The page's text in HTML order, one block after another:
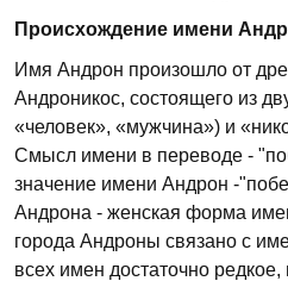
Происхождение имени
Имя Андрон произошло от
Андроникос, состоящего из
«человек», «мужчина») и
Смысл имени в переводе -
значение имени Андрон -
Андрона - женская форма
города Андроны связано с
всех имен достаточно редкое,